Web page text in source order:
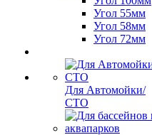
Угол 55мм
Угол 58мм
Угол 72мм
Для Автомойки/
СТО